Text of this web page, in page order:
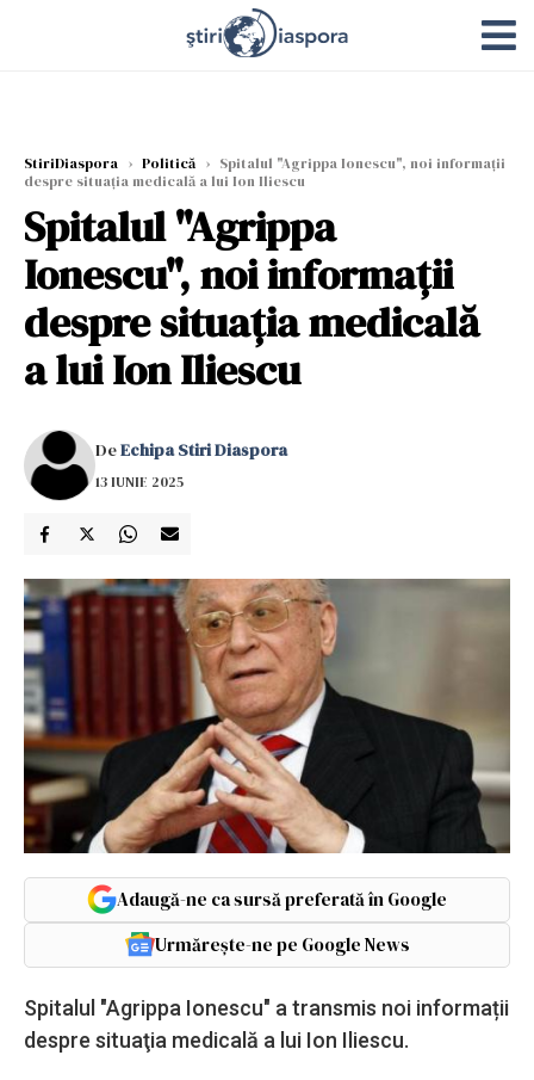
StiriDiaspora › Politică › Spitalul "Agrippa Ionescu", noi informații
despre situaţia medicală a lui Ion Iliescu
Spitalul "Agrippa
Ionescu", noi informații
despre situaţia medicală
a lui Ion Iliescu
DeEchipa Stiri Diaspora
13 IUNIE 2025
Adaugă-ne ca sursă preferată în Google
Urmărește-ne pe Google News
Spitalul "Agrippa Ionescu" a transmis noi informații
despre situaţia medicală a lui Ion Iliescu.